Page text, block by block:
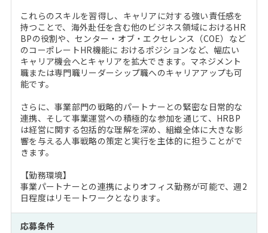
これらのスキルを習得し、キャリアに対する強い責任感を
持つことで、海外赴任を含む他のビジネス領域におけるHR
BPの役割や、センター・オブ・エクセレンス（COE）など
のコーポレートHR機能に おけるポジションなど、幅広い
キャリア機会へとキャリアを拡大できます。マネジメント
職または専門職リーダーシップ職へのキャリアアップも可
能です。
さらに、事業部門の戦略的パートナーとの緊密な日常的な
連携、そして事業運営への積極的な参加を通じて、HRBP
は経営に関する包括的な理解を深め、組織全体に大きな影
響を与える人事戦略の策定と実行を主体的に担うことがで
きます。
【勤務環境】
事業パートナーとの連携によりオフィス勤務が可能で、週2
日程度はリモートワークとなります。
応募条件